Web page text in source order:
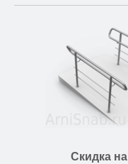
Скидка